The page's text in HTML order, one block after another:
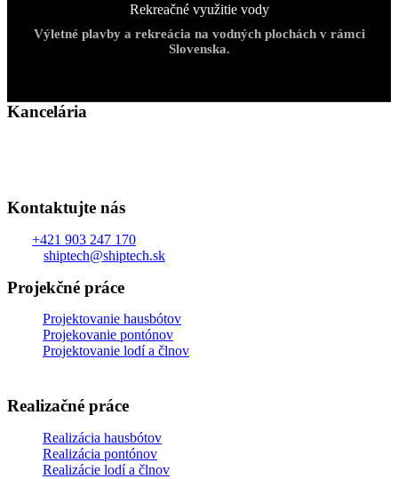
Rekreačné využitie vody
Výletné plavby a rekreácia na vodných plochách v rámci
Slovenska.
Kancelária
Kontaktujte nás
+421 903 247 170
shiptech@shiptech.sk
Projekčné práce
Projektovanie hausbótov
Projekovanie pontónov
Projektovanie lodí a člnov
Realizačné práce
Realizácia hausbótov
Realizácia pontónov
Realizácie lodí a člnov